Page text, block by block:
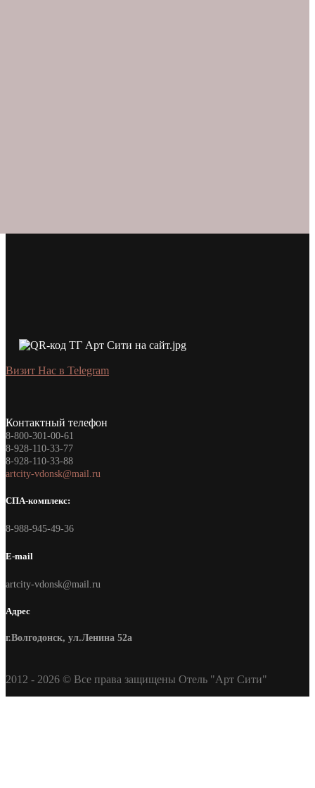
Визит Нас в Telegram
Контактный телефон
8-800-301-00-61
8-928-110-33-77
8-928-110-33-88
artcity-vdonsk@mail.ru
СПА-комплекс:
8-988-945-49-36
E-mail
artcity-vdonsk@mail.ru
Адрес
г.Волгодонск, ул.Ленина 52а
2012 - 2026 © Все права защищены Отель "Арт Сити"